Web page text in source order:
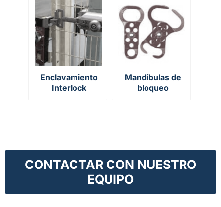
Enclavamiento
Interlock
Mandíbulas de
bloqueo
CONTACTAR CON NUESTRO
EQUIPO